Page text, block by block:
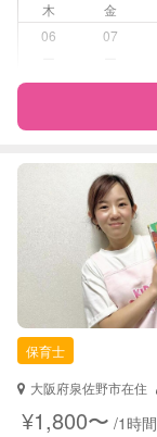
木 金
06
07
特徴 料金
サポートの特徴
対応可能/特徴
保育士
大阪府泉佐野市在住
¥1,800〜 /1時間